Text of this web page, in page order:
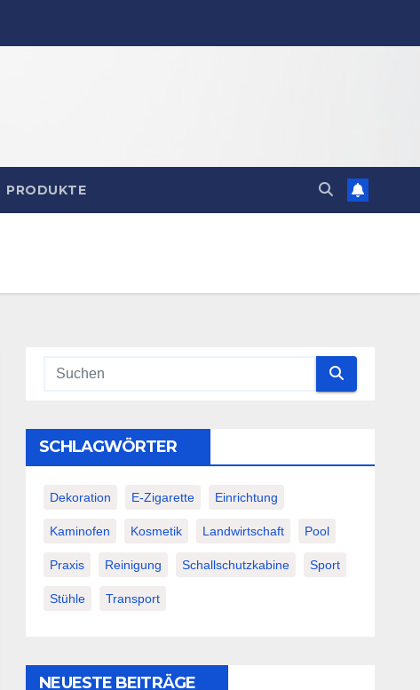
PRODUKTE
SCHLAGWÖRTER
Dekoration E-Zigarette Einrichtung
Kaminofen Kosmetik Landwirtschaft Pool
Praxis Reinigung Schallschutzkabine Sport
Stühle Transport
NEUESTE BEITRÄGE